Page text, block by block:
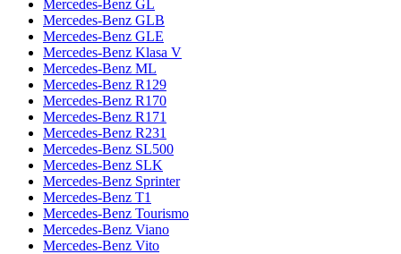
Mercedes-Benz GL
Mercedes-Benz GLB
Mercedes-Benz GLE
Mercedes-Benz Klasa V
Mercedes-Benz ML
Mercedes-Benz R129
Mercedes-Benz R170
Mercedes-Benz R171
Mercedes-Benz R231
Mercedes-Benz SL500
Mercedes-Benz SLK
Mercedes-Benz Sprinter
Mercedes-Benz T1
Mercedes-Benz Tourismo
Mercedes-Benz Viano
Mercedes-Benz Vito